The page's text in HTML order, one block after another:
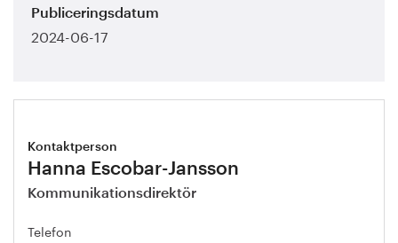
Publiceringsdatum
2024-06-17
Kontaktperson
Hanna Escobar-Jansson
Kommunikationsdirektör
Telefon